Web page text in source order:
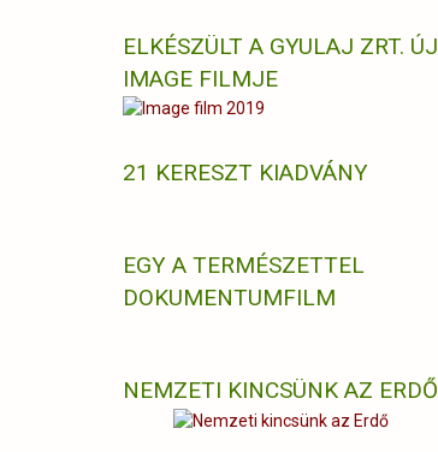
ELKÉSZÜLT A GYULAJ ZRT. ÚJ
IMAGE FILMJE
21 KERESZT KIADVÁNY
EGY A TERMÉSZETTEL
DOKUMENTUMFILM
NEMZETI KINCSÜNK AZ ERDŐ